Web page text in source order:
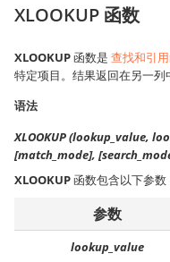
XLOOKUP 函数
XLOOKUP函数是 查找和引
特定项目。结果返回在另一列
语法
XLOOKUP (lookup_value,
[match_mode],
XLOOKUP函数包含以下参数
参数
lookup_value